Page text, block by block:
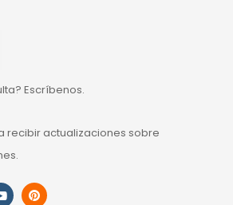
Escríbenos.
recibir actualizaciones sobre